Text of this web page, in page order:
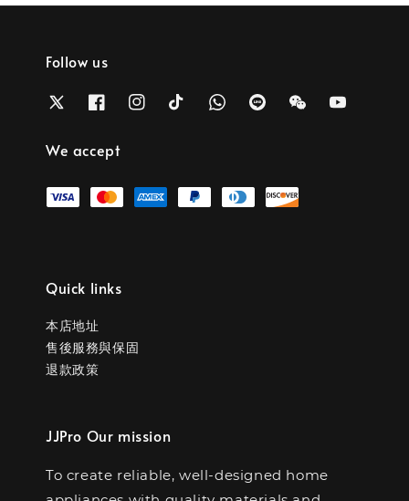
Follow us
We accept
Quick links
本店地址
售後服務與保固
退款政策
JJPro Our mission
To create reliable, well-designed home